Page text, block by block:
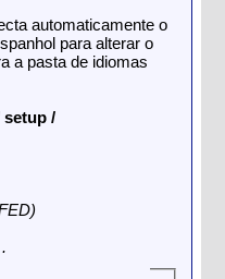
automaticamente o
para alterar o
a pasta de idiomas
setup /